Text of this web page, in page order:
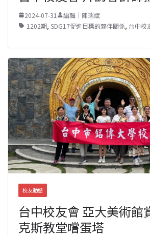
2024-07-31
編輯｜陳瑞斌
1202期, SDG17促進目標的夥伴關係, 台中校
校友動態
台中校友會 亞大美術館
克斯教堂嚐蛋塔